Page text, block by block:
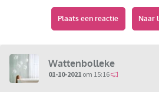
Soms lukt huilen. Soms zit ik zo op
helemaal niet. Afschuwelijk is dat. Ik
andere kant (negatieve) emoties.
Het lukt me op geen manier om
vertonen. Ik kan geen fatsoenlijk
Plaats een reactie Naar
Wattenbolleke
01-10-2021 om 15:16